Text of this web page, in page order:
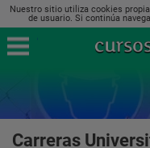
Nuestro sitio utiliza cookies
de usuario. Si continúa
Carreras